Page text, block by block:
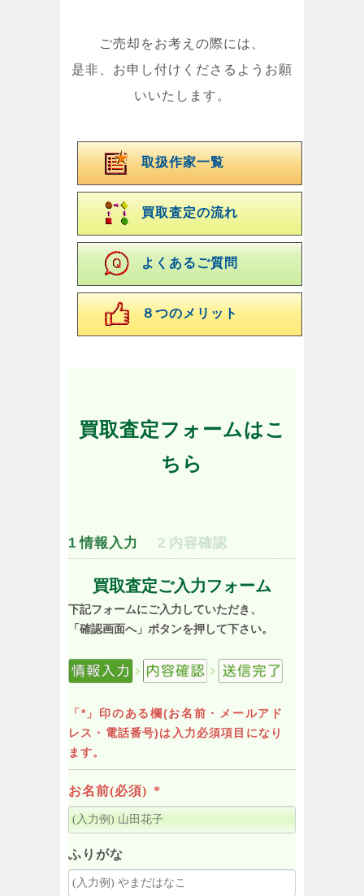
ご売却をお考えの際には、
是非、お申し付けくださるようお願
いいたします。
取扱作家一覧
買取査定の流れ
よくあるご質問
８つのメリット
買取査定フォームはこ
ちら
1 情報入力 2 内容確認
買取査定ご入力フォーム
下記フォームにご入力していただき、
「確認画面へ」ボタンを押して下さい。
「*」印のある欄(お名前・メールアド
レス・電話番号)は入力必須項目になり
ます。
お名前(必須) *
ふりがな